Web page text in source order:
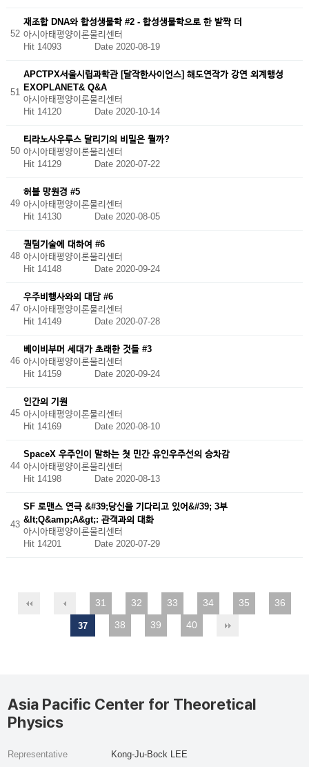
52
재조합 DNA와 합성생물학 #2 - 합성생물학으로 한 발짝 더
아시아태평양이론물리센터
Hit 14093 Date 2020-08-19
51
APCTPX서울시립과학관 [달작한사이언스] 해도연작가 강연 외계행성
EXOPLANET& Q&A
아시아태평양이론물리센터
Hit 14120
Date 2020-10-14
50
티라노사우루스 달리기의 비밀은 뭘까?
아시아태평양이론물리센터
Hit 14129 Date 2020-07-22
49
허블 망원경 #5
아시아태평양이론물리센터
Hit 14130 Date 2020-08-05
48
퀀텀기술에 대하여 #6
아시아태평양이론물리센터
Hit 14148 Date 2020-09-24
47
우주비행사와의 대담 #6
아시아태평양이론물리센터
Hit 14149 Date 2020-07-28
46
베이비부머 세대가 초래한 것들 #3
아시아태평양이론물리센터
Hit 14159 Date 2020-09-24
45
인간의 기원
아시아태평양이론물리센터
Hit 14169 Date 2020-08-10
44
SpaceX 우주인이 말하는 첫 민간 유인우주선의 승차감
아시아태평양이론물리센터
Hit 14198 Date 2020-08-13
43
SF 로맨스 연극 &#39;당신을 기다리고 있어&#39; 3부
&lt;Q&amp;A&gt;: 관객과의 대화
아시아태평양이론물리센터
Hit 14201
Date 2020-07-29
31 32 33 34 35 36
37 38 39 40
Asia Pacific Center for Theoretical
Physics
Representative
Kong-Ju-Bock LEE